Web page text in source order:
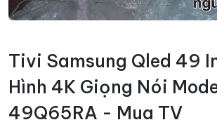
Tivi Samsung Qled 49
Hình 4K Giọng Nói
49Q65RA - Mua TV